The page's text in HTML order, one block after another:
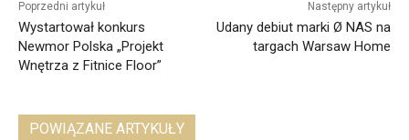
Poprzedni artykuł
Wystartował konkurs
Newmor Polska „Projekt
Wnętrza z Fitnice Floor”
Następny artykuł
Udany debiut marki Ø NAS na
targach Warsaw Home
POWIĄZANE ARTYKUŁY